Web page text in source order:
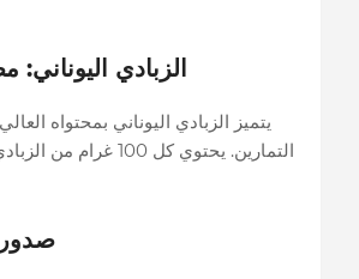
الزبادي
يتميز الزبادي اليوناني بمحتواه
صدور